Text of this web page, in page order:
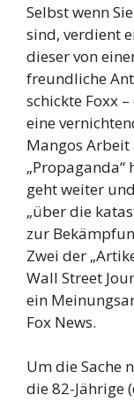
Selbst wenn
sind, verdient
dieser von
freundliche
schickte Foxx
eine
Mangos Arbeit
„Propaganda“
geht weiter
„über die
zur
Zwei der
Wall Street
ein
Fox News.
Um die Sache
die 82-Jährige